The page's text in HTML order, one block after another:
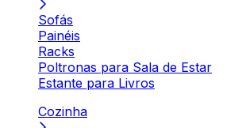
Sofás
Painéis
Racks
Poltronas para Sala de Estar
Estante para Livros
Cozinha